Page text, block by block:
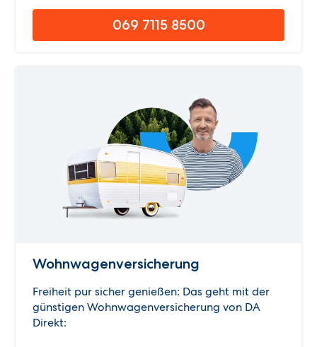
069 7115 8500
Wohnwagen­versicherung
Freiheit pur sicher genießen: Das geht mit der
günstigen Wohnwagenversicherung von DA
Direkt: